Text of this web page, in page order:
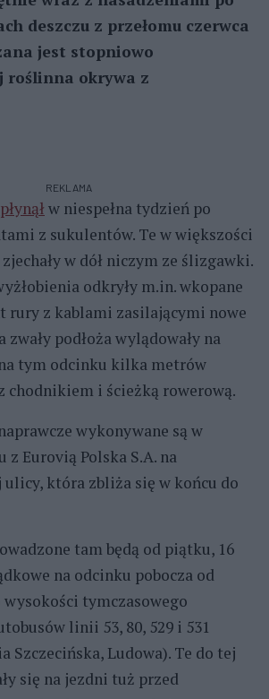
deszczu z przełomu czerwca
jest stopniowo
roślinna okrywa z
REKLAMA
w niespełna tydzień po
z sukulentów. Te w większości
w dół niczym ze ślizgawki.
odkryły m.in. wkopane
rury z kablami zasilającymi nowe
podłoża wylądowały na
tym odcinku kilka metrów
chodnikiem i ścieżką rowerową.
wykonywane są w
Eurovią Polska S.A. na
ulicy, która zbliża się w końcu do
tam będą od piątku, 16
na odcinku pobocza od
wysokości tymczasowego
linii 53, 80, 529 i 531
Szczecińska, Ludowa). Te do tej
się na jezdni tuż przed